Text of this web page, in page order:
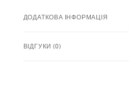
ДОДАТКОВА ІНФОРМАЦІЯ
ВІДГУКИ (0)